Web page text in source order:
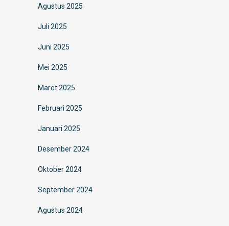
Agustus 2025
Juli 2025
Juni 2025
Mei 2025
Maret 2025
Februari 2025
Januari 2025
Desember 2024
Oktober 2024
September 2024
Agustus 2024